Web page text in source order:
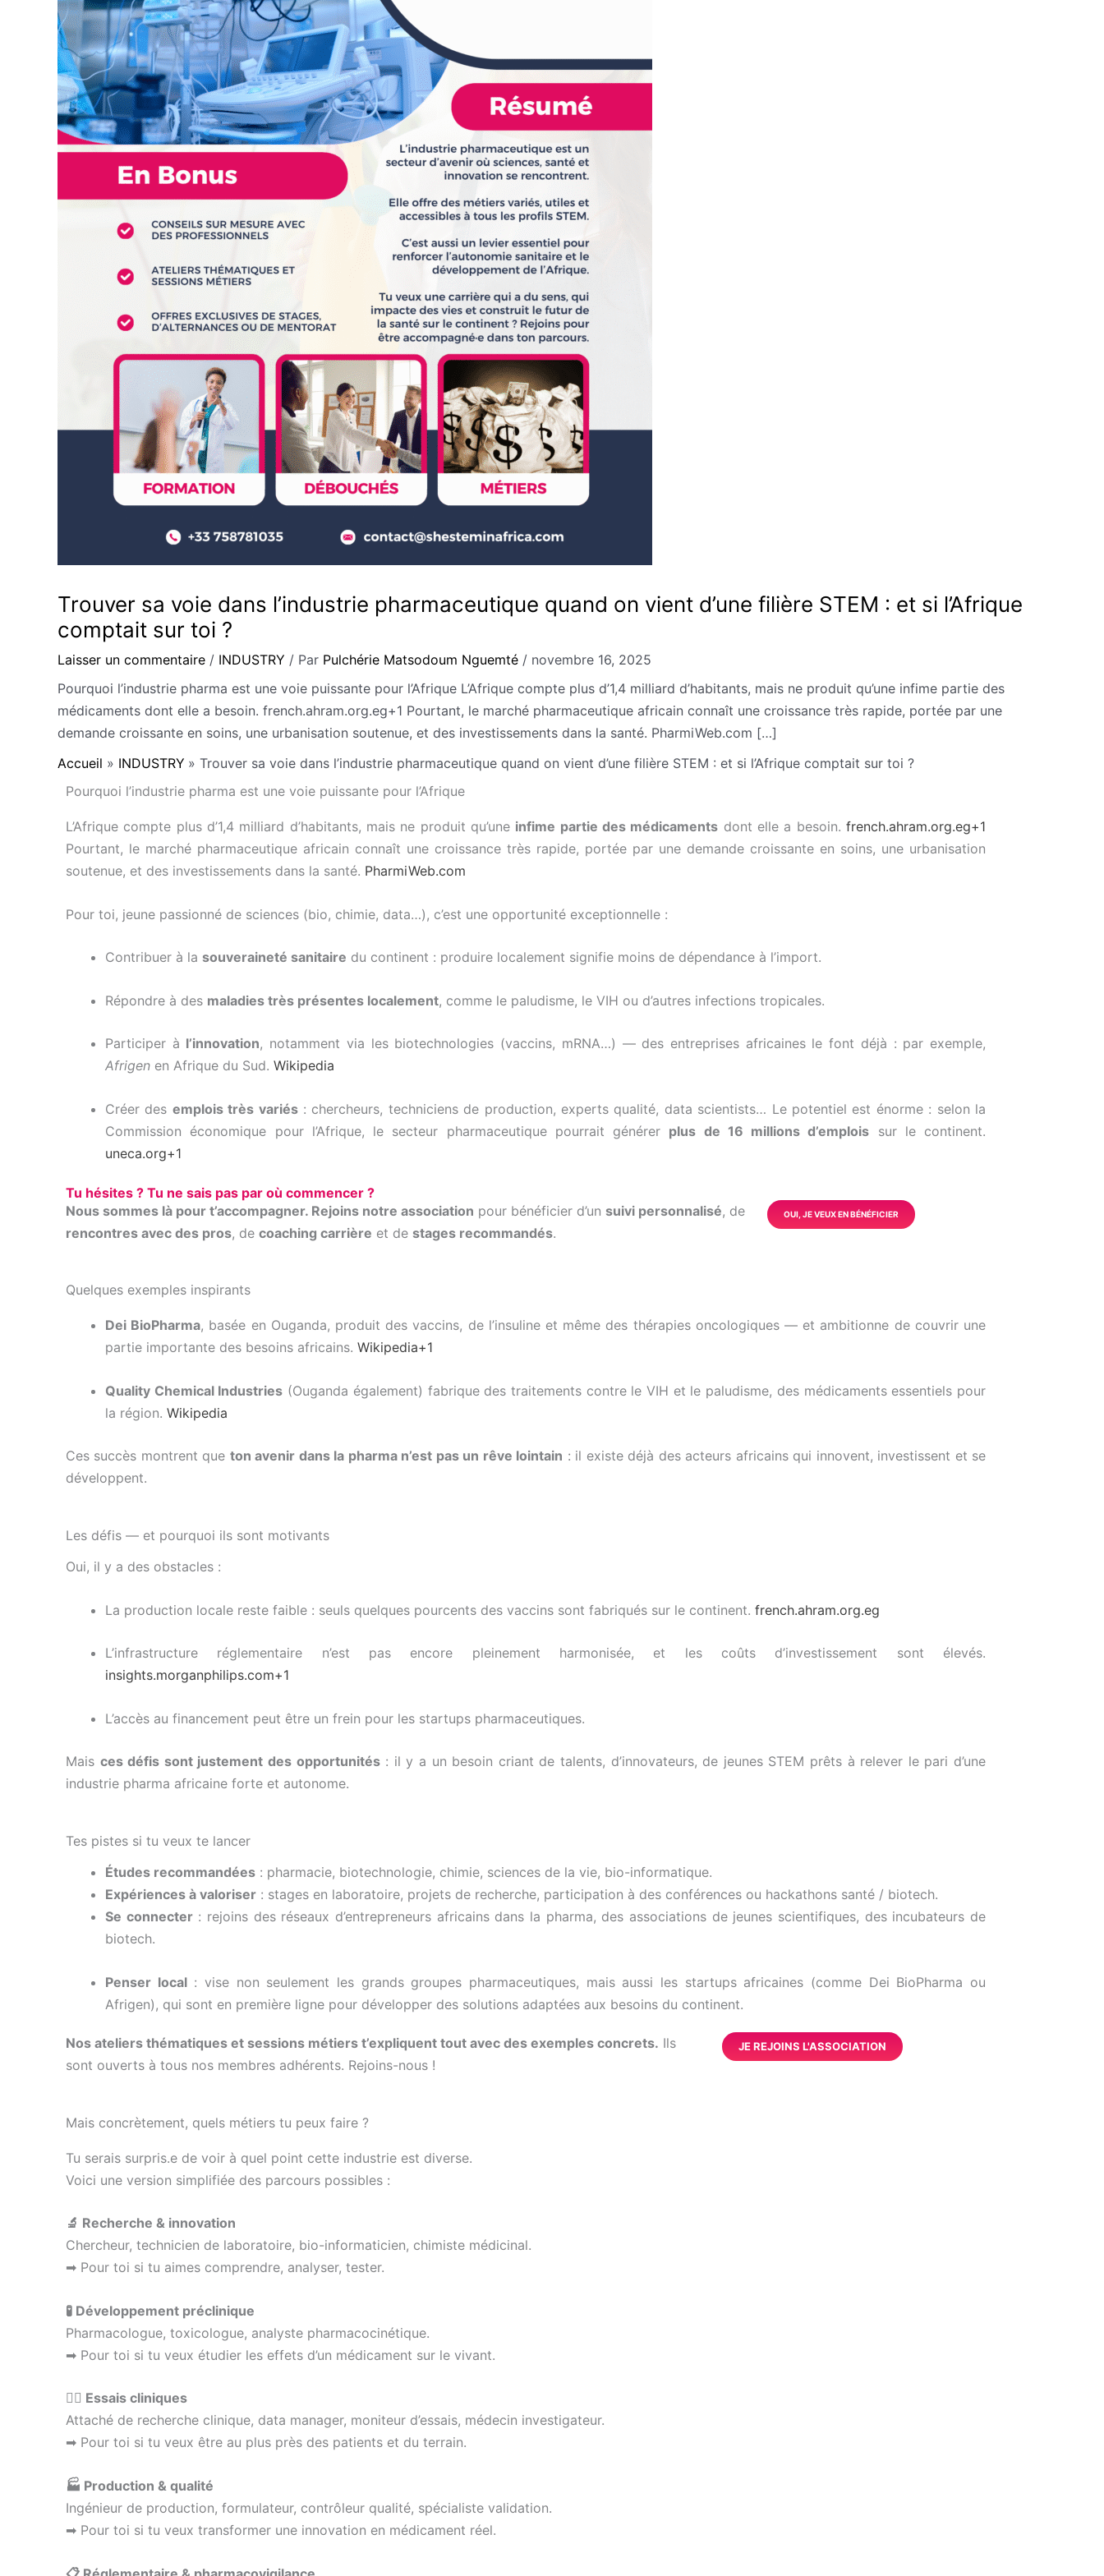
Trouver sa voie dans l’industrie pharmaceutique quand on vient d’une filière STEM : et si l’Afrique
comptait sur toi ?
Laisser un commentaire / INDUSTRY / Par Pulchérie Matsodoum Nguemté / novembre 16, 2025
Pourquoi l’industrie pharma est une voie puissante pour l’Afrique L’Afrique compte plus d’1,4 milliard d’habitants, mais ne produit qu’une infime partie des
médicaments dont elle a besoin. french.ahram.org.eg+1 Pourtant, le marché pharmaceutique africain connaît une croissance très rapide, portée par une
demande croissante en soins, une urbanisation soutenue, et des investissements dans la santé. PharmiWeb.com […]
Accueil
INDUSTRY
Trouver sa voie dans l’industrie pharmaceutique quand on vient d’une filière STEM : et si l’Afrique comptait sur toi ?
Pourquoi l’industrie pharma est une voie puissante pour l’Afrique
L’Afrique compte plus d’1,4 milliard d’habitants, mais ne produit qu’une infime partie des médicaments dont elle a besoin.french.ahram.org.eg+1
Pourtant, le marché pharmaceutique africain connaît une croissance très rapide, portée par une demande croissante en soins, une urbanisation
soutenue, et des investissements dans la santé. PharmiWeb.com
Pour toi, jeune passionné de sciences (bio, chimie, data…), c’est une opportunité exceptionnelle :
Contribuer à la souveraineté sanitaire du continent : produire localement signifie moins de dépendance à l’import.
Répondre à des maladies très présentes localement, comme le paludisme, le VIH ou d’autres infections tropicales.
Participer à l’innovation, notamment via les biotechnologies (vaccins, mRNA…) — des entreprises africaines le font déjà : par exemple,
Afrigen en Afrique du Sud. Wikipedia
Créer des emplois très variés: chercheurs, techniciens de production, experts qualité, data scientists… Le potentiel est énorme : selon la
Commission économique pour l’Afrique, le secteur pharmaceutique pourrait générer plus de 16 millions d’emplois sur le continent.
uneca.org+1
Tu hésites ? Tu ne sais pas par où commencer ?
Nous sommes là pour t’accompagner. Rejoins notre association pour bénéficier d’un suivi personnalisé, de
rencontres avec des pros, de coaching carrière et de stages recommandés.
OUI, JE VEUX EN BÉNÉFICIER
Quelques exemples inspirants
Dei BioPharma, basée en Ouganda, produit des vaccins, de l’insuline et même des thérapies oncologiques — et ambitionne de couvrir une
partie importante des besoins africains. Wikipedia+1
Quality Chemical Industries (Ouganda également) fabrique des traitements contre le VIH et le paludisme, des médicaments essentiels pour
la région. Wikipedia
Ces succès montrent que ton avenir dans la pharma n’est pas un rêve lointain : il existe déjà des acteurs africains qui innovent, investissent et se
développent.
Les défis — et pourquoi ils sont motivants
Oui, il y a des obstacles :
La production locale reste faible : seuls quelques pourcents des vaccins sont fabriqués sur le continent. french.ahram.org.eg
L’infrastructure réglementaire n’est pas encore pleinement harmonisée, et les coûts d’investissement sont élevés.
insights.morganphilips.com+1
L’accès au financement peut être un frein pour les startups pharmaceutiques.
Mais ces défis sont justement des opportunités: il y a un besoin criant de talents, d’innovateurs, de jeunes STEM prêts à relever le pari d’une
industrie pharma africaine forte et autonome.
Tes pistes si tu veux te lancer
Études recommandées : pharmacie, biotechnologie, chimie, sciences de la vie, bio-informatique.
Expériences à valoriser : stages en laboratoire, projets de recherche, participation à des conférences ou hackathons santé / biotech.
Se connecter: rejoins des réseaux d’entrepreneurs africains dans la pharma, des associations de jeunes scientifiques, des incubateurs de
biotech.
Penser local: vise non seulement les grands groupes pharmaceutiques, mais aussi les startups africaines (comme Dei BioPharma ou
Afrigen), qui sont en première ligne pour développer des solutions adaptées aux besoins du continent.
Nos ateliers thématiques et sessions métiers t’expliquent tout avec des exemples concrets. Ils
sont ouverts à tous nos membres adhérents. Rejoins-nous !
JE REJOINS L'ASSOCIATION
Mais concrètement, quels métiers tu peux faire ?
Tu serais surpris.e de voir à quel point cette industrie est diverse.
Voici une version simplifiée des parcours possibles :
🔬 Recherche & innovation
Chercheur, technicien de laboratoire, bio-informaticien, chimiste médicinal.
➡ Pour toi si tu aimes comprendre, analyser, tester.
🧪 Développement préclinique
Pharmacologue, toxicologue, analyste pharmacocinétique.
➡ Pour toi si tu veux étudier les effets d’un médicament sur le vivant.
👩‍⚕️ Essais cliniques
Attaché de recherche clinique, data manager, moniteur d’essais, médecin investigateur.
➡ Pour toi si tu veux être au plus près des patients et du terrain.
🏭 Production & qualité
Ingénieur de production, formulateur, contrôleur qualité, spécialiste validation.
➡ Pour toi si tu veux transformer une innovation en médicament réel.